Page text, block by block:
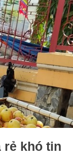
rẻ khó tin